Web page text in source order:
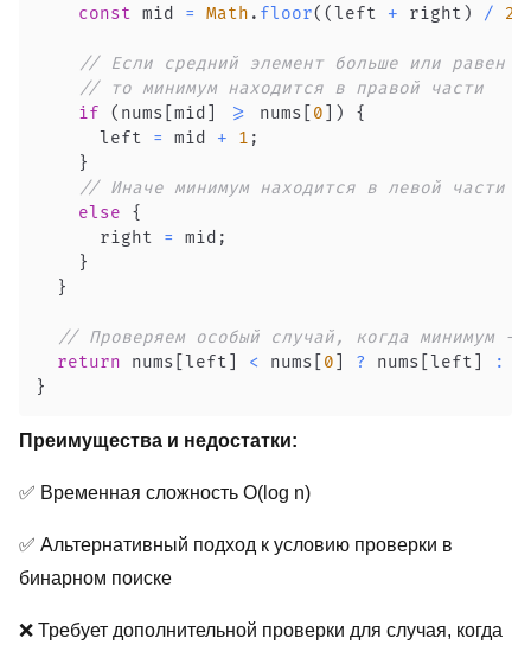
const mid = Math . floor( (left + right ) / 2
// Если средний элемент больше или равен
// то минимум находится в правой части
if
( nums mid >= nums 0 )
{
      left
= mid + 1 ;
}
// Иначе минимум находится в левой части
else
{
      right
= mid ;
}
}
// Проверяем особый случай, когда минимум -
return nums left < nums 0 ? nums left :
}
Преимущества и недостатки:
✅ Временная сложность O(log n)
✅ Альтернативный подход к условию проверки в
бинарном поиске
❌ Требует дополнительной проверки для случая, когда